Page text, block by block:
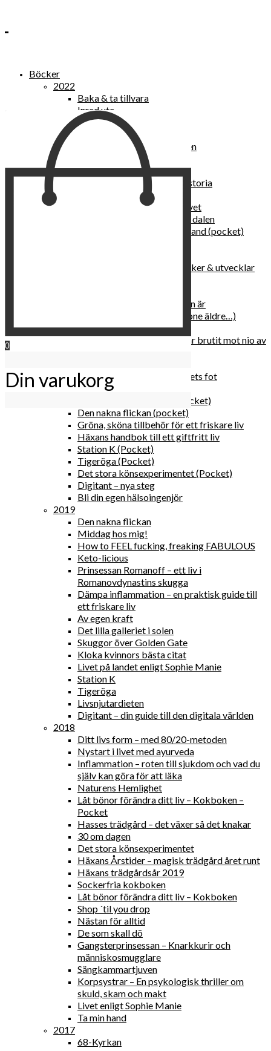
Böcker
2022
Baka & ta tillvara
Inred ute
Power Women
2021
Kvinnan som lekte med elden
“Vi vill nytt, vi begär plats”
Sånger vid avgrunden
Vattenvarelser : en kulturhistoria
Sannas fastebok
Happy skin : ung hud hela livet
Det lilla pensionatet i gröna dalen
I trygghetsnarkomanernas land (pocket)
Self Love – hur du läker, stärker & utvecklar
Hur du blir parisisk var du än är
Äldre och klokare (åtminstone äldre…)
Häxans kokbok
Gud gav oss tio bud – jag har brutit mot nio av
Den lilla vingården vid bergets fot
Happy me
Det lilla galleriet i solen (pocket)
Den nakna flickan (pocket)
Gröna, sköna tillbehör för ett friskare liv
Häxans handbok till ett giftfritt liv
Station K (Pocket)
Tigeröga (Pocket)
Det stora könsexperimentet (Pocket)
Digitant – nya steg
Bli din egen hälsoingenjör
2019
Den nakna flickan
Middag hos mig!
How to FEEL fucking, freaking FABULOUS
Keto-licious
Prinsessan Romanoff – ett liv i
Romanovdynastins skugga
Dämpa inflammation – en praktisk guide till
ett friskare liv
Av egen kraft
Det lilla galleriet i solen
Skuggor över Golden Gate
Kloka kvinnors bästa citat
Livet på landet enligt Sophie Manie
Station K
Tigeröga
Livsnjutardieten
Digitant – din guide till den digitala världen
2018
Ditt livs form – med 80/20-metoden
Nystart i livet med ayurveda
Inflammation – roten till sjukdom och vad du
själv kan göra för att läka
Naturens Hemlighet
Låt bönor förändra ditt liv – Kokboken –
Pocket
Hasses trädgård – det växer så det knakar
30 om dagen
Det stora könsexperimentet
Häxans Årstider – magisk trädgård året runt
Häxans trädgårdsår 2019
Sockerfria kokboken
Låt bönor förändra ditt liv – Kokboken
Shop ´til you drop
Nästan för alltid
De som skall dö
Gangsterprinsessan – Knarkkurir och
människosmugglare
Sängkammartjuven
Korpsystrar – En psykologisk thriller om
skuld, skam och makt
Livet enligt Sophie Manie
Ta min hand
2017
68-Kyrkan
0
Din varukorg